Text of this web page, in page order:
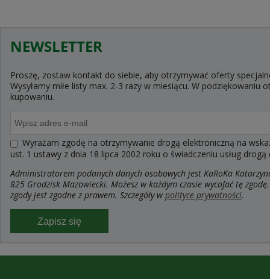
NEWSLETTER
Proszę, zostaw kontakt do siebie, aby otrzymywać oferty
Wysyłamy miłe listy max. 2-3 razy w miesiącu. W
kupowaniu.
Wyrażam zgodę na otrzymywanie drogą elektroniczną na
ust. 1 ustawy z dnia 18 lipca 2002 roku o świadczeniu usług
Administratorem podanych danych osobowych jest KaRoKa
825 Grodzisk Mazowiecki. Możesz w każdym czasie wycofać tę
zgody jest zgodne z prawem. Szczegóły wpolityce prywatności.
Zapisz się